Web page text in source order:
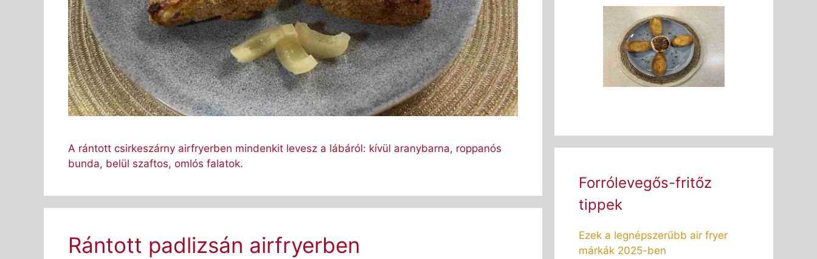
A rántott csirkeszárny airfryerben mindenkit levesz a lábáról: kívül aranybarna, roppanós
bunda, belül szaftos, omlós falatok.
Rántott padlizsán airfryerben
Forrólevegős-fritőz
tippek
Ezek a legnépszerűbb air fryer
márkák 2025-ben